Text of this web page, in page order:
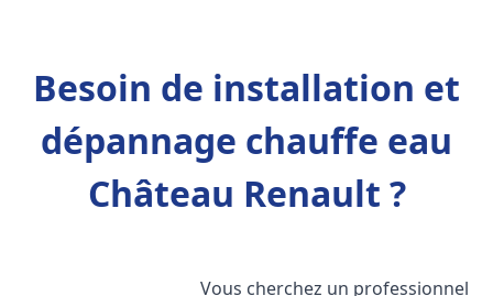
Besoin de installation et
dépannage chauffe eau
Château Renault ?
Vous cherchez un professionnel